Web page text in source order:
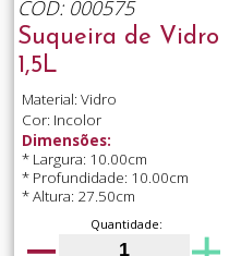
COD: 000575
Suqueira de Vidro
1,5L
Material: Vidro
Cor: Incolor
Dimensões:
* Largura: 10.00cm
* Profundidade: 10.00cm
* Altura: 27.50cm
Quantidade: